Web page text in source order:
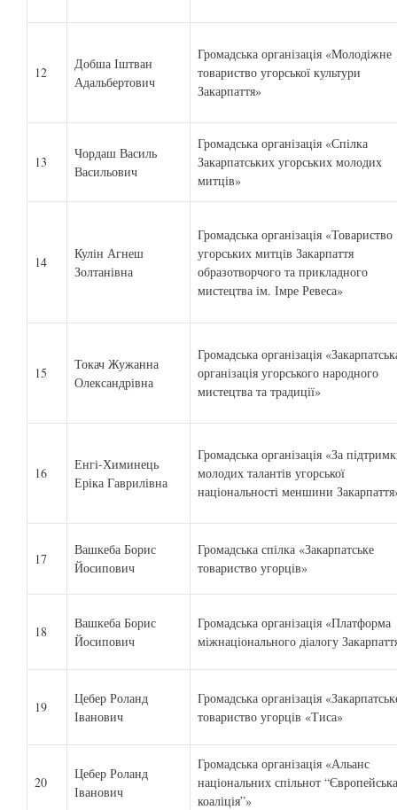
12
Добша Іштван
Адальбертович
Громадська організація «Молодіжне
товариство угорської культури
Закарпаття»
13
Чордаш Василь
Васильович
Громадська організація «Спілка
Закарпатських угорських молодих
митців»
14
Кулін Агнеш
Золтанівна
Громадська організація «Товариство
угорських митців Закарпаття
образотворчого та прикладного
мистецтва ім. Імре Ревеса»
15
Токач Жужанна
Олександрівна
Громадська організація
організація угорського народного
мистецтва та традиції»
16
Енгі-Химинець
Еріка Гаврилівна
Громадська організація «За
молодих талантів угорської
національності меншини
17
Вашкеба Борис
Йосипович
Громадська спілка «Закарпатське
товариство угорців»
18
Вашкеба Борис
Йосипович
Громадська організація «Платформа
міжнаціонального діалогу
19
Цебер Роланд
Іванович
Громадська організація
товариство угорців «Тиса»
20
Цебер Роланд
Іванович
Громадська організація «Альанс
національних спільнот “Європейська
коаліція”»